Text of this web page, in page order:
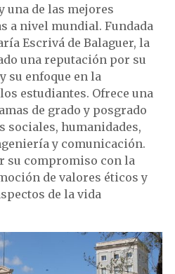
una de las mejores
a nivel mundial. Fundada
Escrivá de Balaguer, la
una reputación por su
su enfoque en la
estudiantes. Ofrece una
de grado y posgrado
sociales, humanidades,
y comunicación.
su compromiso con la
de valores éticos y
de la vida